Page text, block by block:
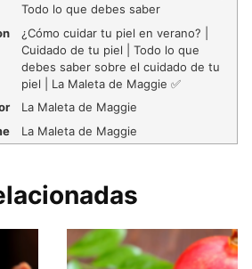
Todo lo que debes saber
¿Cómo cuidar tu piel en verano? |
Cuidado de tu piel | Todo lo que
debes saber sobre el cuidado de tu
piel | La Maleta de Maggie ✅
La Maleta de Maggie
La Maleta de Maggie